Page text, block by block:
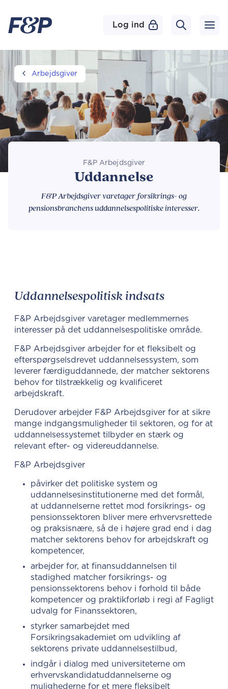
Log ind
Arbejdsgiver
F&P Arbejdsgiver
Uddannelse
F&P Arbejdsgiver varetager forsikrings- og
pensionsbranchens uddannelsespolitiske interesser.
Uddannelsespolitisk indsats
F&P Arbejdsgiver varetager medlemmernes
interesser på det uddannelsespolitiske område.
F&P Arbejdsgiver arbejder for et fleksibelt og
efterspørgselsdrevet uddannelsessystem, som
leverer færdiguddannede, der matcher sektorens
behov for tilstrækkelig og kvalificeret
arbejdskraft.
Derudover arbejder F&P Arbejdsgiver for at sikre
mange indgangsmuligheder til sektoren, og for at
uddannelsessystemet tilbyder en stærk og
relevant efter- og videreuddannelse.
F&P Arbejdsgiver
påvirker det politiske system og
uddannelsesinstitutionerne med det formål,
at uddannelserne rettet mod forsikrings- og
pensionssektoren bliver mere erhvervsrettede
og praksisnære, så de i højere grad end i dag
matcher sektorens behov for arbejdskraft og
kompetencer,
arbejder for, at finansuddannelsen til
stadighed matcher forsikrings- og
pensionssektorens behov i forhold til både
kompetencer og praktikforløb i regi af Fagligt
udvalg for Finanssektoren,
styrker samarbejdet med
Forsikringsakademiet om udvikling af
sektorens private uddannelsestilbud,
indgår i dialog med universiteterne om
erhvervskandidatuddannelserne og
mulighederne for et mere fleksibelt